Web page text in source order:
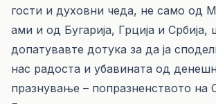
гости и духовни чеда, не само од
ами и од Бугарија, Грција и Србија,
допатувавте дотука за да ја
нас радоста и убавината од
празнување – попразненството на